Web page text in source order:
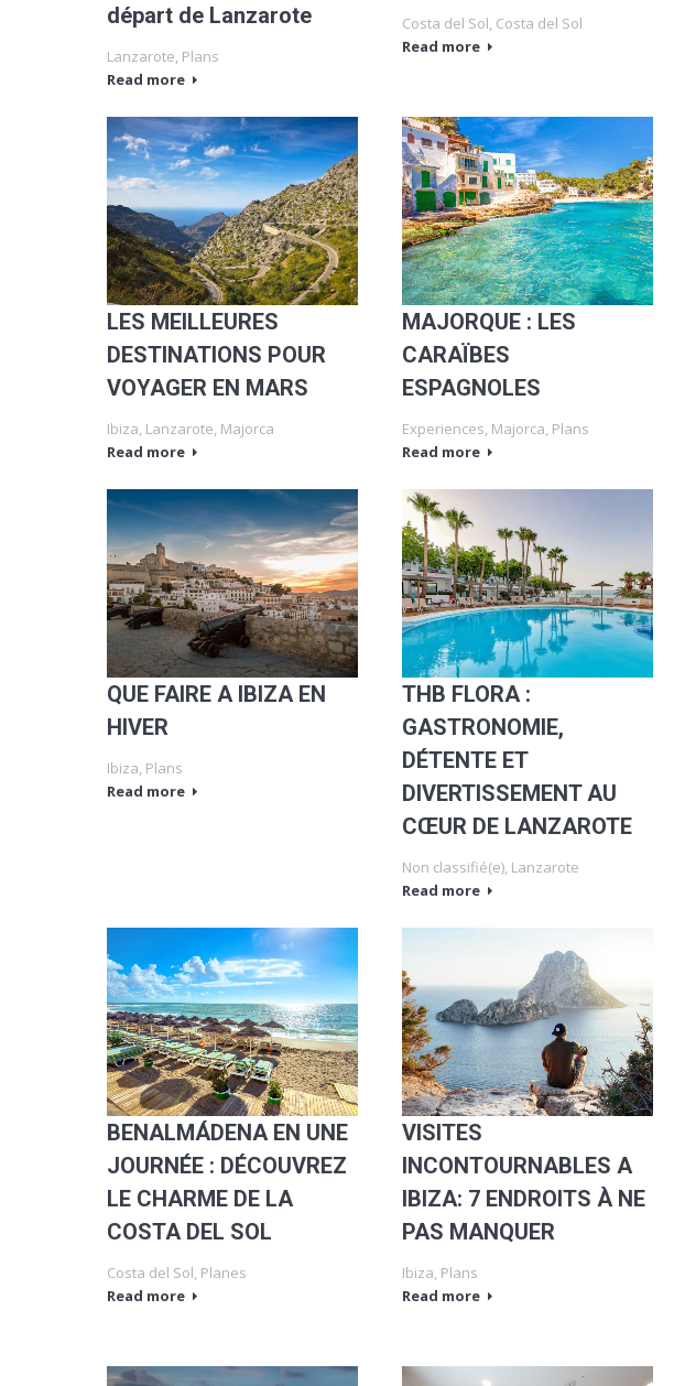
départ de Lanzarote
Lanzarote, Plans
Read more
Costa del Sol, Costa del Sol
Read more
LES MEILLEURES
DESTINATIONS POUR
VOYAGER EN MARS
Ibiza, Lanzarote, Majorca
Read more
MAJORQUE : LES
CARAÏBES
ESPAGNOLES
Experiences, Majorca, Plans
Read more
QUE FAIRE A IBIZA EN
HIVER
Ibiza, Plans
Read more
THB FLORA :
GASTRONOMIE,
DÉTENTE ET
DIVERTISSEMENT AU
CŒUR DE LANZAROTE
Non classifié(e), Lanzarote
Read more
BENALMÁDENA EN UNE
JOURNÉE : DÉCOUVREZ
LE CHARME DE LA
COSTA DEL SOL
Costa del Sol, Planes
Read more
VISITES
INCONTOURNABLES A
IBIZA: 7 ENDROITS À NE
PAS MANQUER
Ibiza, Plans
Read more